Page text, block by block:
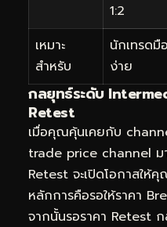
1:2
เหมาะ
สำหรับ
นักเทรดมื
ง่าย
กลยุทธ์ระดับ
Retest
เมื่อคุณคุ้นเคยกับ
trade price channel
Retest จะเปิดโอกาสให้
หลักการคือรอให้ราคา
จากนั้นรอราคา Retest